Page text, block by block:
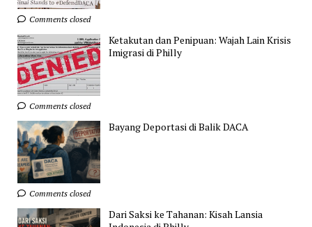
Comments closed
Ketakutan dan Penipuan: Wajah Lain Krisis
Imigrasi di Philly
Comments closed
Bayang Deportasi di Balik DACA
Comments closed
Dari Saksi ke Tahanan: Kisah Lansia